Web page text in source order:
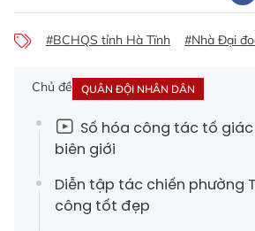
#BCHQS tỉnh Hà Tĩnh #Nhà Đại
Chủ đề QUÂN ĐỘI NHÂN DÂN
Số hóa công tác tố
biên giới
Diễn tập tác chiến phường
công tốt đẹp